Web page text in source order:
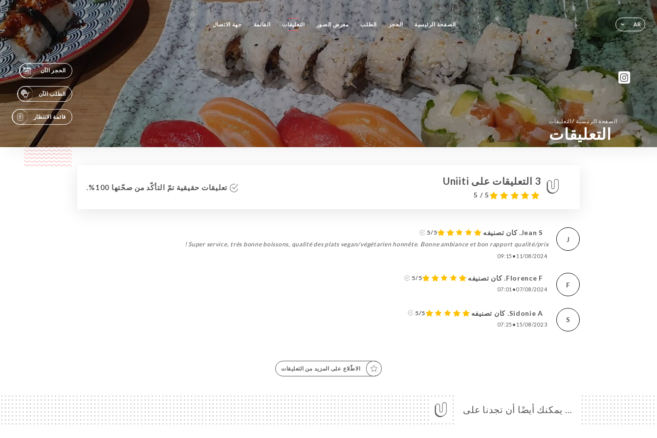
AR الصفحة الرئيسية الحجز الطلب معرض الصور التعليقات القائمة جهة الاتصال
الحجز الآن
الطلب الآن
قائمة الانتظار
الصفحة الرئيسية / التعليقات
التعليقات
3 التعليقات على Uniiti
5 / 5
تعليقات حقيقية تمّ التأكّد من صحّتها 100%.
J
Jean S. كان تصنيفه
5/5
Super service, très bonne boissons, qualité des plats vegan/végétarien honnête. Bonne ambiance et bon rapport qualité/prix !
11/08/2024
•
09:15
F
Florence F. كان تصنيفه 5/5
07/08/2024
•
07:01
S
Sidonie A. كان تصنيفه 5/5
15/08/2023
•
07:25
الاطّلاع على المزيد من التعليقات
… يمكنك أيضًا أن تجدنا على